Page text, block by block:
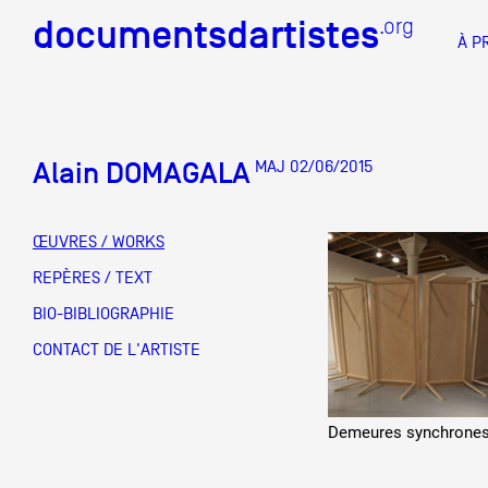
documentsdartistes.org
À
DOCUMENTS D'ARTISTES PACA
DE A
documentsdartistes.org
Équipe
Partenaires
Crédits
Alain DOMAGALA MAJ 02/06/2015
ŒUVRES / WORKS
REPÈRES / TEXT
BIO-BIBLIOGRAPHIE
CONTACT DE L'ARTISTE
Demeures synchrones